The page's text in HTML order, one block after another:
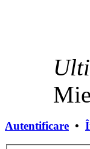
Autentificare •